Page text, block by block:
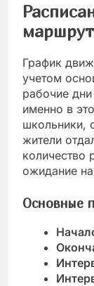
График
учетом
рабочие
именно в
школьники,
жители
количество
ожидание
Основные